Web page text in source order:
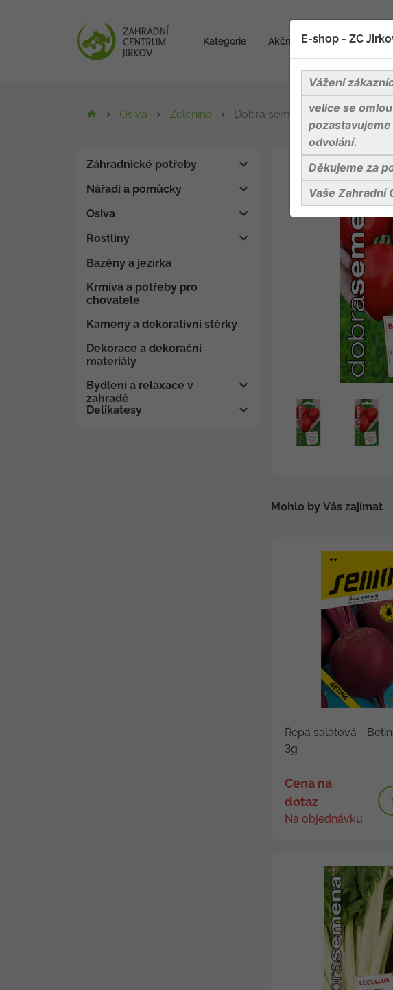
Kategorie Akční zboží Blog
Osiva Zelenina Dobrá semena Rajče tyč. - Big
Záhradnické potřeby
Nářadí a pomůcky
Osiva
Rostliny
Bazény a jezírka
Krmiva a potřeby pro
chovatele
Kameny a dekorativní stěrky
Dekorace a dekorační
materiály
Bydlení a relaxace v
zahradě
Delikatesy
Mohlo by Vás zajímat
Řepa salátová -
3g
Cena na
dotaz
Na objednávku
E-shop - ZC
Vážení
velice se
odvolání.
Děkujeme za
Vaše Zahradní